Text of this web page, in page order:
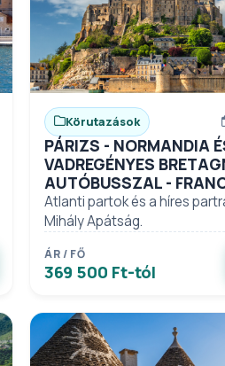
Körutazások
PÁRIZS - NORMANDIA
VADREGÉNYES
AUTÓBUSSZAL -
Atlanti partok és a híres
Mihály Apátság.
ÁR / FŐ
369 500 Ft-tól